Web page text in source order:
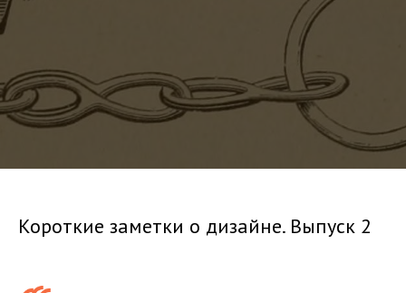
Короткие заметки о дизайне. Выпуск 2